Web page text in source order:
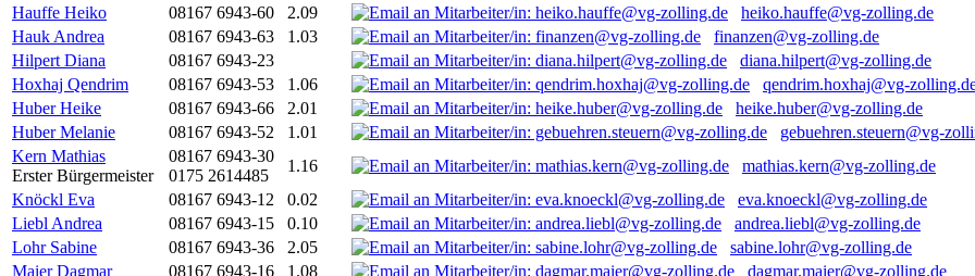
Hauffe Heiko
08167 6943-60 2.09
heiko.hauffe@vg-zolling.de
Hauk Andrea
08167 6943-63 1.03
finanzen@vg-zolling.de
Hilpert Diana
08167 6943-23
diana.hilpert@vg-zolling.de
Hoxhaj Qendrim
08167 6943-53 1.06
qendrim.hoxhaj@vg-
Huber Heike
08167 6943-66 2.01
heike.huber@vg-zolling.de
Huber Melanie
08167 6943-52 1.01
gebuehren.steuern@vg-
Kern Mathias
Erster Bürgermeister
08167 6943-30
0175 2614485
1.16
mathias.kern@vg-zolling.de
Knöckl Eva
08167 6943-12 0.02
eva.knoeckl@vg-zolling.de
Liebl Andrea
08167 6943-15 0.10
andrea.liebl@vg-zolling.de
Lohr Sabine
08167 6943-36 2.05
sabine.lohr@vg-zolling.de
Maier Dagmar
08167 6943-16 1.08
dagmar.maier@vg-zolling.de